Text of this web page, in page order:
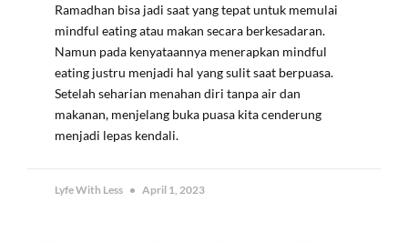
Ramadhan bisa jadi saat yang tepat untuk memulai
mindful eating atau makan secara berkesadaran.
Namun pada kenyataannya menerapkan mindful
eating justru menjadi hal yang sulit saat berpuasa.
Setelah seharian menahan diri tanpa air dan
makanan, menjelang buka puasa kita cenderung
menjadi lepas kendali.
Lyfe With Less April 1, 2023